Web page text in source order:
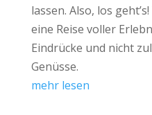
lassen. Also, los
eine Reise voller
Eindrücke und nicht
Genüsse.
mehr lesen